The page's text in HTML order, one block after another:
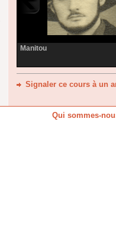
Manitou
Signaler ce cours à un
Qui sommes-